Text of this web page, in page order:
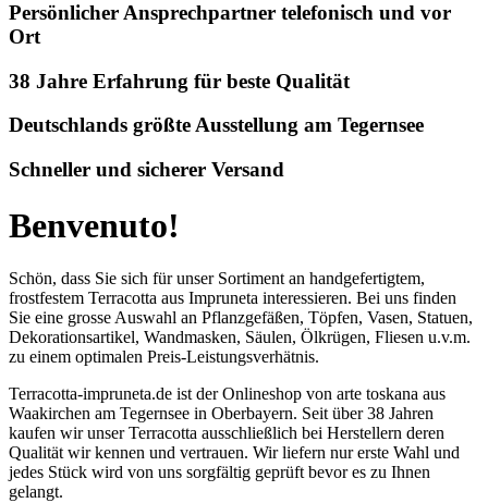
Persönlicher Ansprechpartner telefonisch und vor
Ort
38 Jahre Erfahrung für beste Qualität
Deutschlands größte Ausstellung am Tegernsee
Schneller und sicherer Versand
Benvenuto!
Schön, dass Sie sich für unser Sortiment an handgefertigtem,
frostfestem Terracotta aus Impruneta interessieren. Bei uns finden
Sie eine grosse Auswahl an Pflanzgefäßen, Töpfen, Vasen, Statuen,
Dekorationsartikel, Wandmasken, Säulen, Ölkrügen, Fliesen u.v.m.
zu einem optimalen Preis-Leistungsverhätnis.
Terracotta-impruneta.de ist der Onlineshop von arte toskana aus
Waakirchen am Tegernsee in Oberbayern. Seit über 38 Jahren
kaufen wir unser Terracotta ausschließlich bei Herstellern deren
Qualität wir kennen und vertrauen. Wir liefern nur erste Wahl und
jedes Stück wird von uns sorgfältig geprüft bevor es zu Ihnen
gelangt.